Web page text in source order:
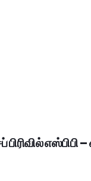
பிரிவில்